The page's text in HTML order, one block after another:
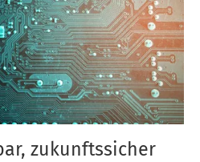
zukunftssicher